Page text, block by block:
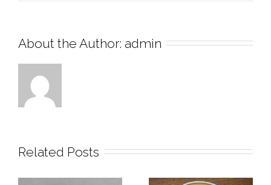
About the Author: admin
Related Posts